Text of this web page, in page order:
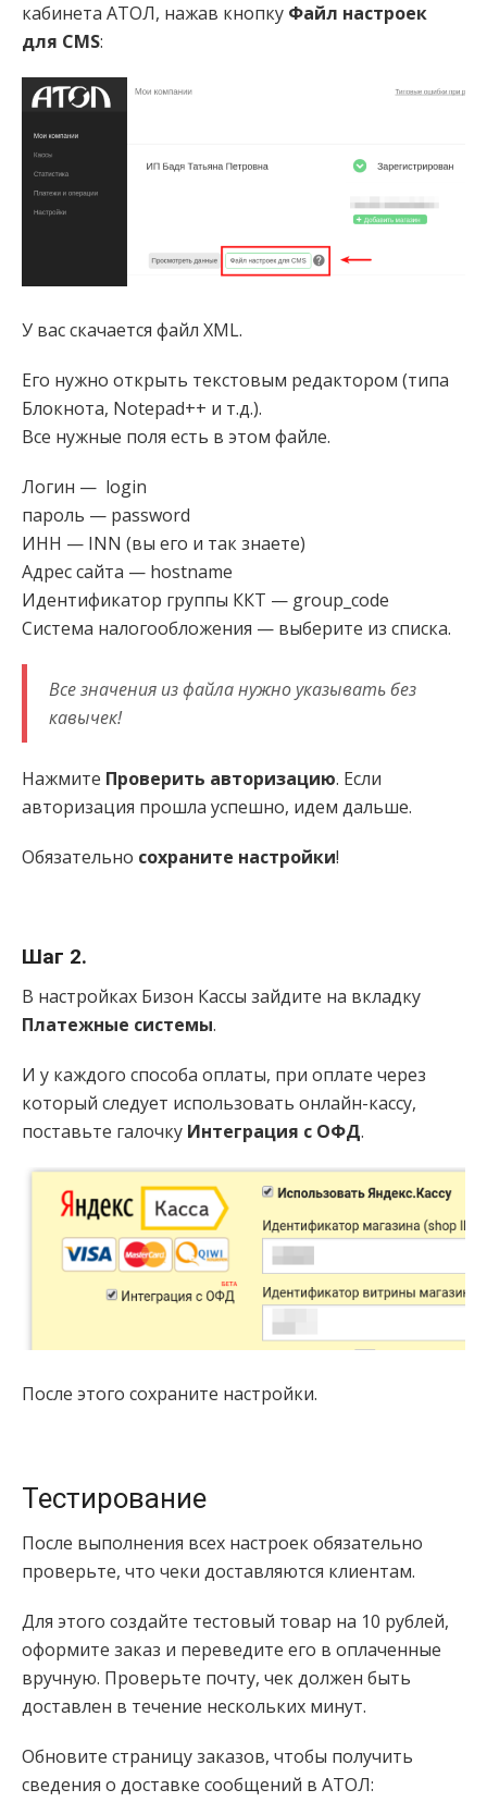
кабинета АТОЛ, нажав кнопку Файл настроек
для CMS:
У вас скачается файл XML.
Его нужно открыть текстовым редактором (типа
Блокнота, Notepad++ и т.д.).
Все нужные поля есть в этом файле.
Логин — login
пароль — password
ИНН — INN (вы его и так знаете)
Адрес сайта — hostname
Идентификатор группы ККТ — group_code
Система налогообложения — выберите из списка.
Все значения из файла нужно указывать без
кавычек!
Нажмите Проверить авторизацию. Если
авторизация прошла успешно, идем дальше.
Обязательно сохраните настройки!
Шаг 2.
В настройках Бизон Кассы зайдите на вкладку
Платежные системы.
И у каждого способа оплаты, при оплате через
который следует использовать онлайн-кассу,
поставьте галочку Интеграция с ОФД.
После этого сохраните настройки.
Тестирование
После выполнения всех настроек обязательно
проверьте, что чеки доставляются клиентам.
Для этого создайте тестовый товар на 10 рублей,
оформите заказ и переведите его в оплаченные
вручную. Проверьте почту, чек должен быть
доставлен в течение нескольких минут.
Обновите страницу заказов, чтобы получить
сведения о доставке сообщений в АТОЛ: